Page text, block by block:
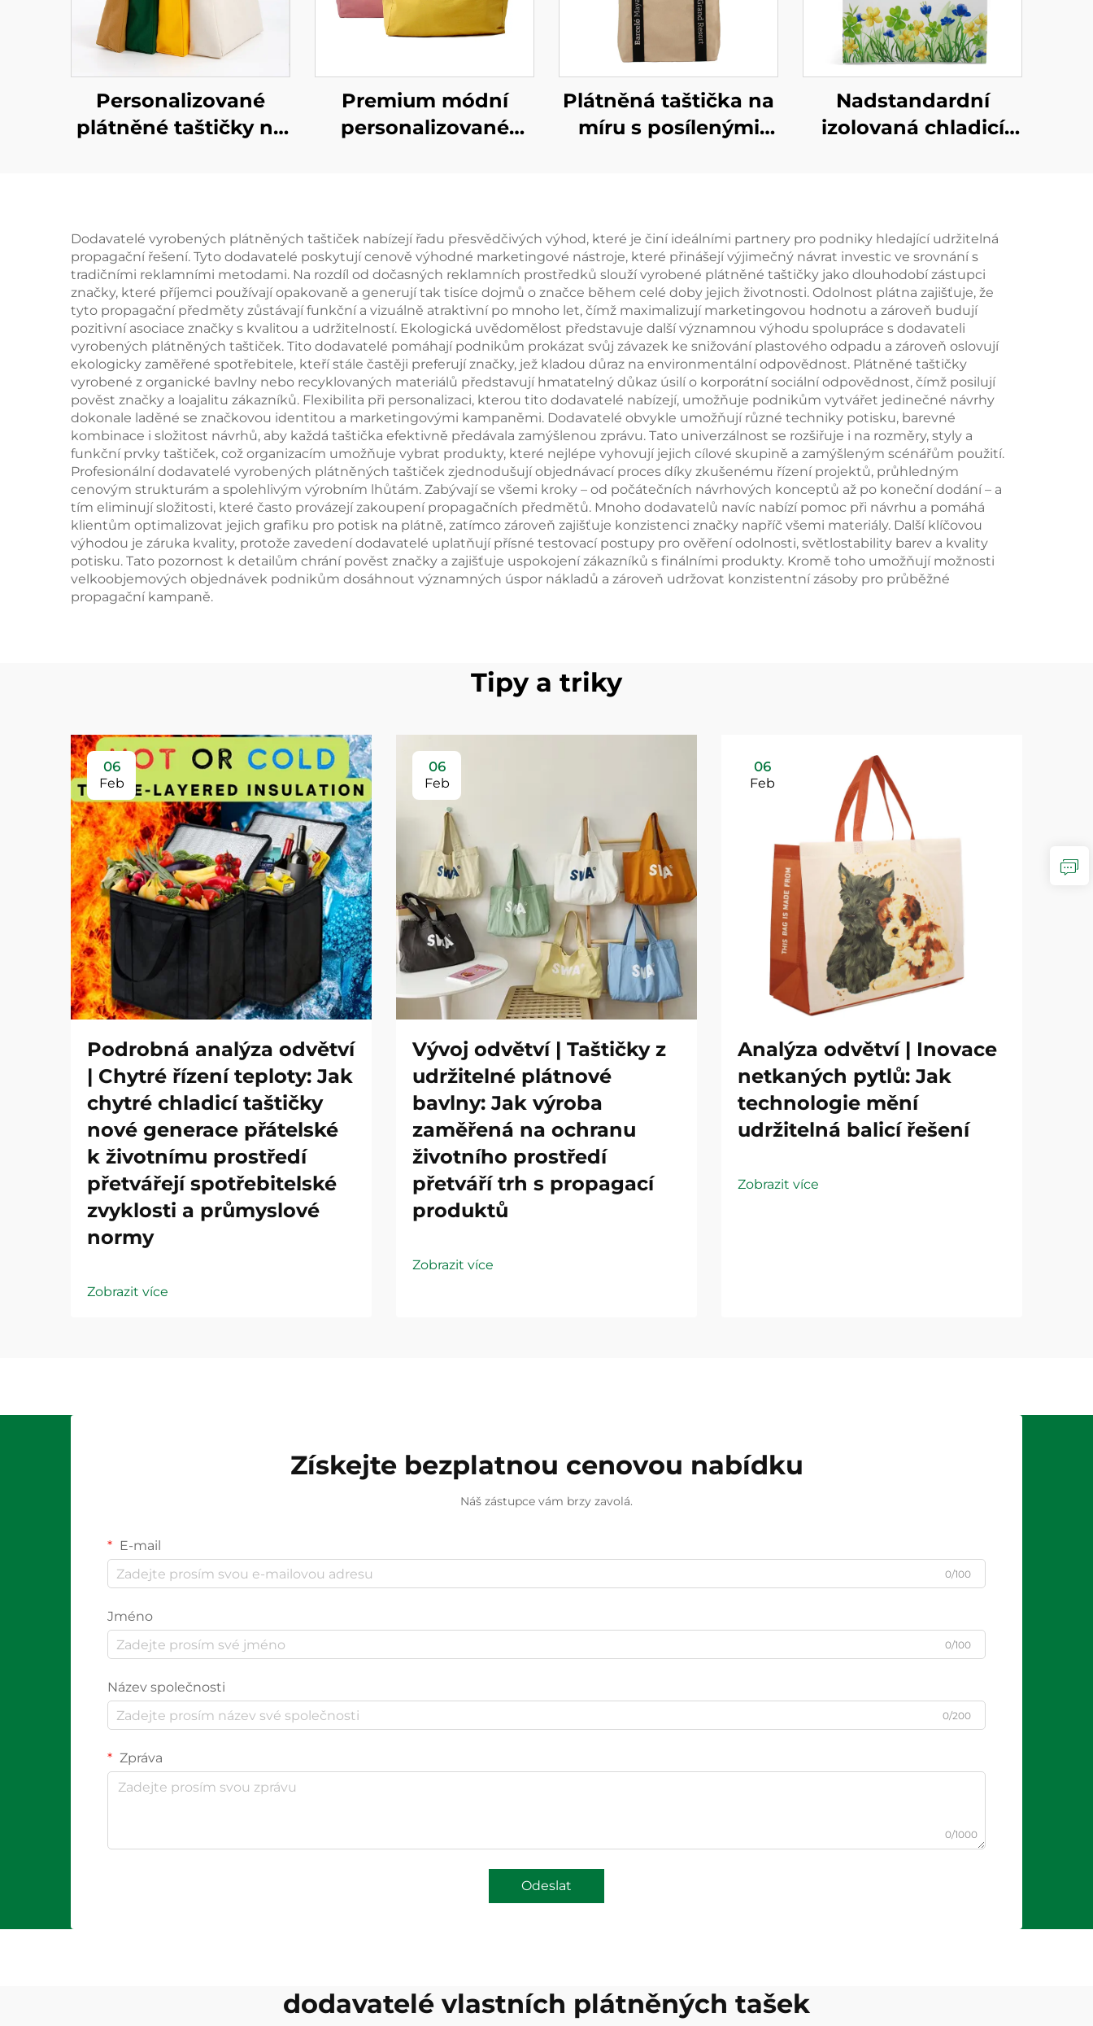
Personalizované
plátněné taštičky na
merchandisingu
Premium módní
personalizované
pro maloobchod a
životní styl
Plátněná taštička na
míru s posílenými
Nadstandardní
izolovaná chladicí
tepelná taška s
motivem ptáků a
květin
Dodavatelé vyrobených plátněných taštiček nabízejí řadu přesvědčivých výhod, které je činí ideálními partnery pro podniky hledající udržitelná
propagační řešení. Tyto dodavatelé poskytují cenově výhodné marketingové nástroje, které přinášejí výjimečný návrat investic ve srovnání s
tradičními reklamními metodami. Na rozdíl od dočasných reklamních prostředků slouží vyrobené plátněné taštičky jako dlouhodobí zástupci
značky, které příjemci používají opakovaně a generují tak tisíce dojmů o značce během celé doby jejich životnosti. Odolnost plátna zajišťuje, že
tyto propagační předměty zůstávají funkční a vizuálně atraktivní po mnoho let, čímž maximalizují marketingovou hodnotu a zároveň budují
pozitivní asociace značky s kvalitou a udržitelností. Ekologická uvědomělost představuje další významnou výhodu spolupráce s dodavateli
vyrobených plátněných taštiček. Tito dodavatelé pomáhají podnikům prokázat svůj závazek ke snižování plastového odpadu a zároveň oslovují
ekologicky zaměřené spotřebitele, kteří stále častěji preferují značky, jež kladou důraz na environmentální odpovědnost. Plátněné taštičky
vyrobené z organické bavlny nebo recyklovaných materiálů představují hmatatelný důkaz úsilí o korporátní sociální odpovědnost, čímž posilují
pověst značky a loajalitu zákazníků. Flexibilita při personalizaci, kterou tito dodavatelé nabízejí, umožňuje podnikům vytvářet jedinečné návrhy
dokonale laděné se značkovou identitou a marketingovými kampaněmi. Dodavatelé obvykle umožňují různé techniky potisku, barevné
kombinace i složitost návrhů, aby každá taštička efektivně předávala zamýšlenou zprávu. Tato univerzálnost se rozšiřuje i na rozměry, styly a
funkční prvky taštiček, což organizacím umožňuje vybrat produkty, které nejlépe vyhovují jejich cílové skupině a zamýšleným scénářům použití.
Profesionální dodavatelé vyrobených plátněných taštiček zjednodušují objednávací proces díky zkušenému řízení projektů, průhledným
cenovým strukturám a spolehlivým výrobním lhůtám. Zabývají se všemi kroky – od počátečních návrhových konceptů až po koneční dodání – a
tím eliminují složitosti, které často provázejí zakoupení propagačních předmětů. Mnoho dodavatelů navíc nabízí pomoc při návrhu a pomáhá
klientům optimalizovat jejich grafiku pro potisk na plátně, zatímco zároveň zajišťuje konzistenci značky napříč všemi materiály. Další klíčovou
výhodou je záruka kvality, protože zavedení dodavatelé uplatňují přísné testovací postupy pro ověření odolnosti, světlostability barev a kvality
potisku. Tato pozornost k detailům chrání pověst značky a zajišťuje uspokojení zákazníků s finálními produkty. Kromě toho umožňují možnosti
velkoobjemových objednávek podnikům dosáhnout významných úspor nákladů a zároveň udržovat konzistentní zásoby pro průběžné
propagační kampaně.
Tipy a triky
06
Feb
Podrobná analýza odvětví
| Chytré řízení teploty: Jak
chytré chladicí taštičky
nové generace přátelské
k životnímu prostředí
přetvářejí spotřebitelské
zvyklosti a průmyslové
normy
Zobrazit více
06
Feb
Vývoj odvětví | Taštičky z
udržitelné plátnové
bavlny: Jak výroba
zaměřená na ochranu
životního prostředí
přetváří trh s propagací
produktů
Zobrazit více
06
Feb
Analýza odvětví | Inovace
netkaných pytlů: Jak
technologie mění
udržitelná balicí řešení
Zobrazit více
Získejte bezplatnou cenovou nabídku
Náš zástupce vám brzy zavolá.
E-mail
0/100
Jméno
0/100
Název společnosti
0/200
Zpráva
0/1000
Odeslat
dodavatelé vlastních plátněných tašek